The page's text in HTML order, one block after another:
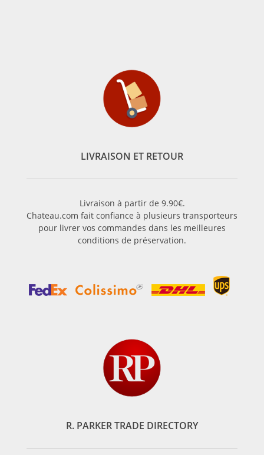
LIVRAISON ET RETOUR
Livraison à partir de 9.90€.
Chateau.com fait confiance à plusieurs transporteurs
pour livrer vos commandes dans les meilleures
conditions de préservation.
R. PARKER TRADE DIRECTORY